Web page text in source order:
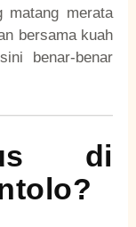
matang merata
bersama kuah
benar-benar
di